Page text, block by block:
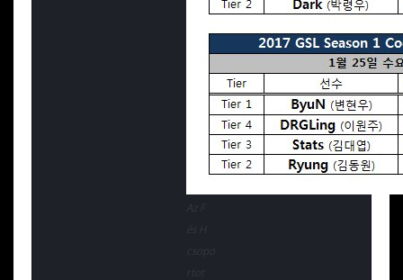
Az F
és H
csopo
rtot